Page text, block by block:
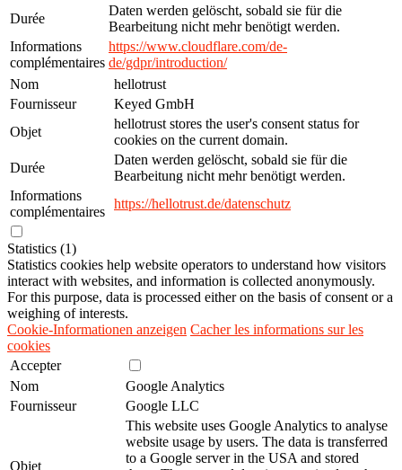
Durée
Daten werden gelöscht, sobald sie für die
Bearbeitung nicht mehr benötigt werden.
Informations
complémentaires
https://www.cloudflare.com/de-
de/gdpr/introduction/
Nom
hellotrust
Fournisseur
Keyed GmbH
Objet
hellotrust stores the user's consent status for
cookies on the current domain.
Durée
Daten werden gelöscht, sobald sie für die
Bearbeitung nicht mehr benötigt werden.
Informations
complémentaires
https://hellotrust.de/datenschutz
Statistics (1)
Statistics cookies help website operators to understand how visitors
interact with websites, and information is collected anonymously.
For this purpose, data is processed either on the basis of consent or a
weighing of interests.
Cookie-Informationen anzeigen Cacher les informations sur les
cookies
Accepter
Nom
Google Analytics
Fournisseur
Google LLC
Objet
This website uses Google Analytics to analyse
website usage by users. The data is transferred
to a Google server in the USA and stored